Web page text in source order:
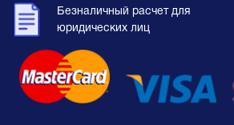
Безналичный расчет для
юридических лиц